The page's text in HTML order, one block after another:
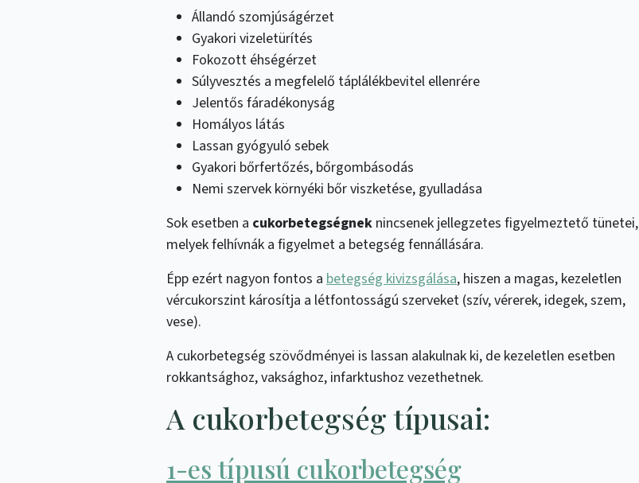
Állandó szomjúságérzet
Gyakori vizeletürítés
Fokozott éhségérzet
Súlyvesztés a megfelelő táplálékbevitel ellenrére
Jelentős fáradékonyság
Homályos látás
Lassan gyógyuló sebek
Gyakori bőrfertőzés, bőrgombásodás
Nemi szervek környéki bőr viszketése, gyulladása
Sok esetben a cukorbetegségnek nincsenek jellegzetes figyelmeztető tünetei,
melyek felhívnák a figyelmet a betegség fennállására.
Épp ezért nagyon fontos a betegség kivizsgálása, hiszen a magas, kezeletlen
vércukorszint károsítja a létfontosságú szerveket (szív, vérerek, idegek, szem,
vese).
A cukorbetegség szövődményei is lassan alakulnak ki, de kezeletlen esetben
rokkantsághoz, vaksághoz, infarktushoz vezethetnek.
A cukorbetegség típusai:
1-es típusú cukorbetegség